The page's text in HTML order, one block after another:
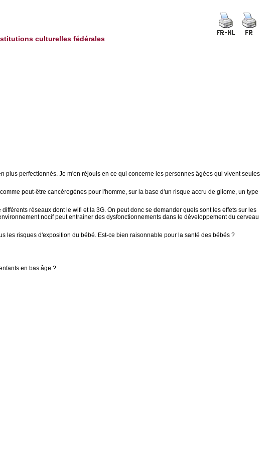
culturelles fédérales
perfectionnés. Je m'en réjouis en ce qui concerne les personnes âgées qui vivent seules
peut-être cancérogènes pour l'homme, sur la base d'un risque accru de gliome, un type
réseaux dont le wifi et la 3G. On peut donc se demander quels sont les effets sur les
nocif peut entrainer des dysfonctionnements dans le développement du cerveau
les risques d'exposition du bébé. Est-ce bien raisonnable pour la santé des bébés ?
en bas âge ?